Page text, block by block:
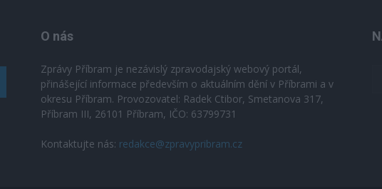
O nás
Zprávy Příbram je nezávislý zpravodajský webový portál,
přinášející informace především o aktuálním dění v Příbrami a v
okresu Příbram. Provozovatel: Radek Ctibor, Smetanova 317,
Příbram III, 26101 Příbram, IČO: 63799731
Kontaktujte nás: redakce@zpravypribram.cz